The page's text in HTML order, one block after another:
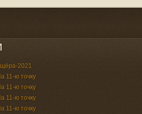
2021
11-ю точку
11-ю точку
11-ю точку
11-ю точку